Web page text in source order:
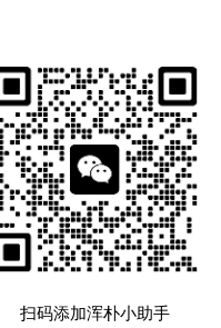
扫码添加浑朴小助手